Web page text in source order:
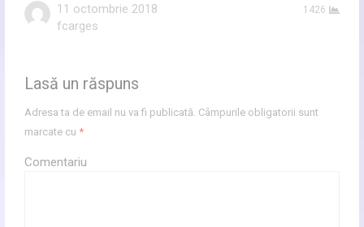
11 octombrie 2018
Author
fcarges
1426
Lasă un răspuns
Adresa ta de email nu va fi publicată. Câmpurile obligatorii sunt
marcate cu *
Comentariu